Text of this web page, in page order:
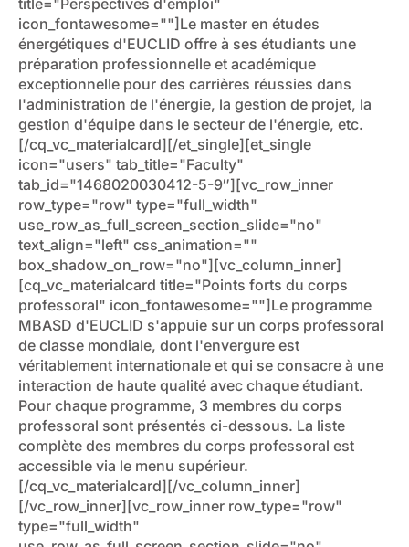
title="Perspectives d'emploi"
icon_fontawesome=""]Le master en études
énergétiques d'EUCLID offre à ses étudiants une
préparation professionnelle et académique
exceptionnelle pour des carrières réussies dans
l'administration de l'énergie, la gestion de projet, la
gestion d'équipe dans le secteur de l'énergie, etc.
[/cq_vc_materialcard][/et_single][et_single
icon="users" tab_title="Faculty"
tab_id="1468020030412-5-9″][vc_row_inner
row_type="row" type="full_width"
use_row_as_full_screen_section_slide="no"
text_align="left" css_animation=""
box_shadow_on_row="no"][vc_column_inner]
[cq_vc_materialcard title="Points forts du corps
professoral" icon_fontawesome=""]Le programme
MBASD d'EUCLID s'appuie sur un corps professoral
de classe mondiale, dont l'envergure est
véritablement internationale et qui se consacre à une
interaction de haute qualité avec chaque étudiant.
Pour chaque programme, 3 membres du corps
professoral sont présentés ci-dessous. La liste
complète des membres du corps professoral est
accessible via le menu supérieur.
[/cq_vc_materialcard][/vc_column_inner]
[/vc_row_inner][vc_row_inner row_type="row"
type="full_width"